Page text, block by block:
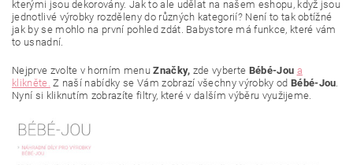
kterými jsou dekorovány. Jak to ale udělat na našem eshopu, když jsou
jednotlivé výrobky rozděleny do různých kategorií? Není to tak obtížné
jak by se mohlo na první pohled zdát. Babystore má funkce, které vám
to usnadní.
Nejprve zvolte v horním menuZnačky, zde vyberte Bébé-Jou a
klikněte. Z naší nabídky se Vám zobrazí všechny výrobky od Bébé-Jou.
Nyní si kliknutím zobrazíte filtry, které v dalším výběru využijeme.